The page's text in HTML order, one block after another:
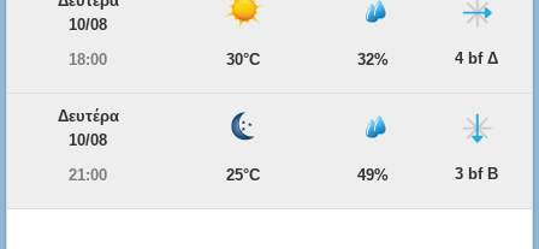
10/08
18:00
30°C 32% 4 bf Δ
Δευτέρα
10/08
21:00
25°C 49% 3 bf Β